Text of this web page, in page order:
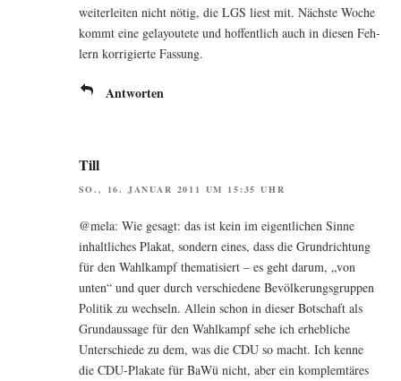
wei­ter­lei­ten nicht nötig, die LGS liest mit. Nächs­te Woche
kommt eine gelay­oute­te und hof­fent­lich auch in die­sen Feh­
lern kor­ri­gier­te Fassung.
Antworten
Till
SO., 16. JANUAR 2011 UM 15:35 UHR
@mela: Wie gesagt: das ist kein im eigent­li­chen Sin­ne
inhalt­li­ches Pla­kat, son­dern eines, dass die Grund­rich­tung
für den Wahl­kampf the­ma­ti­siert – es geht dar­um, „von
unten“ und quer durch ver­schie­de­ne Bevöl­ke­rungs­grup­pen
Poli­tik zu wech­seln. Allein schon in die­ser Bot­schaft als
Grund­aus­sa­ge für den Wahl­kampf sehe ich erheb­li­che
Unter­schie­de zu dem, was die CDU so macht. Ich ken­ne
die CDU-Pla­ka­te für BaWü nicht, aber ein kom­plem­tä­res